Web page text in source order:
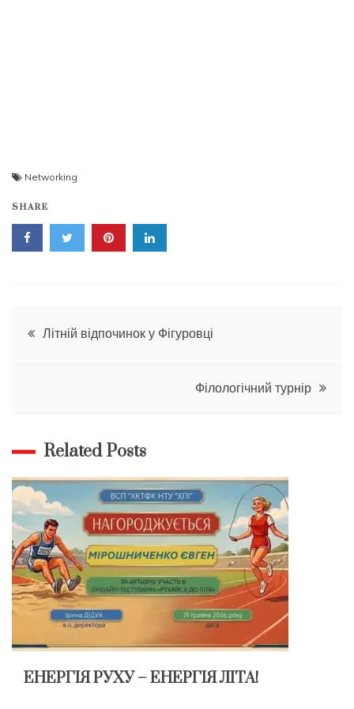
Networking
SHARE
Навігація
Літній відпочинок у Фігуровці
Філологічний турнір
Related Posts
ЕНЕРГІЯ РУХУ – ЕНЕРГІЯ ЛІТА!